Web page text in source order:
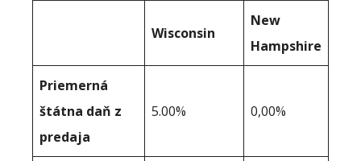
Wisconsin
New
Hampshire
Priemerná
štátna daň z
predaja
5.00% 0,00%